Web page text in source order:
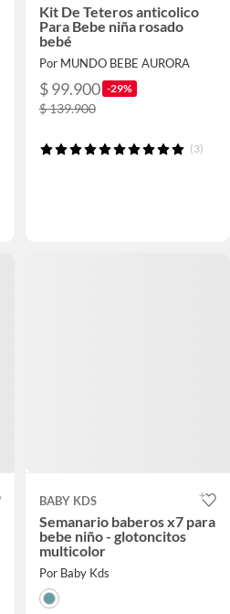
Kit De Teteros anticolico
Para Bebe niña rosado
bebé
Por MUNDO BEBE AURORA
$ 99.900 -29%
$ 139.900
(3)
BABY KDS
Semanario baberos x7 para
bebe niño - glotoncitos
multicolor
Por Baby Kds